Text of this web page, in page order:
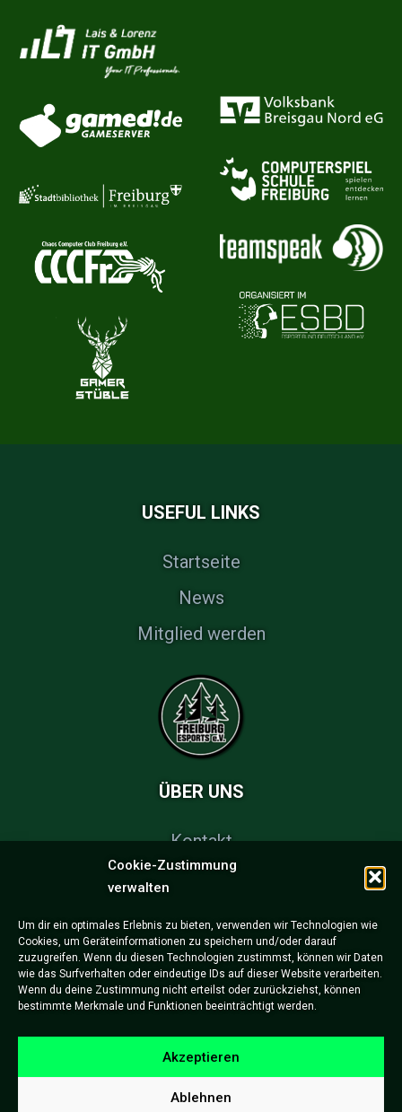
Cookie-Zustimmung
verwalten
Um dir ein optimales Erlebnis zu bieten, verwenden wir Technologien wie
Cookies, um Geräteinformationen zu speichern und/oder darauf
zuzugreifen. Wenn du diesen Technologien zustimmst, können wir Daten
wie das Surfverhalten oder eindeutige IDs auf dieser Website verarbeiten.
Wenn du deine Zustimmung nicht erteilst oder zurückziehst, können
bestimmte Merkmale und Funktionen beeinträchtigt werden.
Akzeptieren
Ablehnen
USEFUL LINKS
Startseite
News
Mitglied werden
ÜBER UNS
Kontakt
FAQs
Impressum
Datenschutzerklärung